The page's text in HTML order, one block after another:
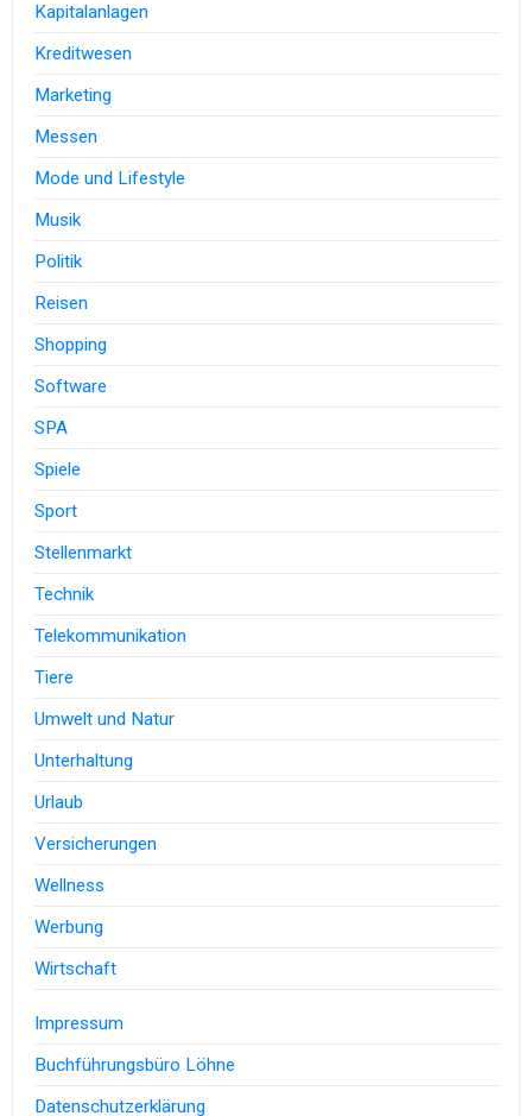
Kapitalanlagen
Kreditwesen
Marketing
Messen
Mode und Lifestyle
Musik
Politik
Reisen
Shopping
Software
SPA
Spiele
Sport
Stellenmarkt
Technik
Telekommunikation
Tiere
Umwelt und Natur
Unterhaltung
Urlaub
Versicherungen
Wellness
Werbung
Wirtschaft
Impressum
Buchführungsbüro Löhne
Datenschutzerklärung